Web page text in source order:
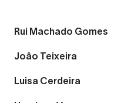
Rui Machado Gomes
Joâo Teixeira
Luisa Cerdeira